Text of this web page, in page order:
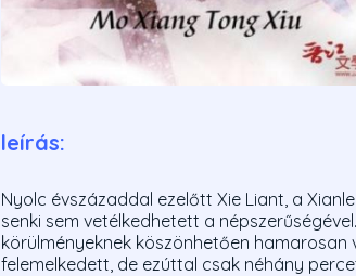
leírás:
Nyolc évszázaddal ezelőtt Xie Liant, a
senki sem vetélkedhetett a
körülményeknek köszönhetően
felemelkedett, de ezúttal csak néhány